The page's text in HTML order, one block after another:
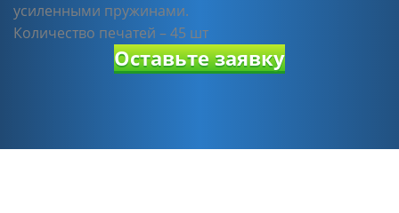
усиленными пружинами.
Количество печатей – 45 шт
Оставьте заявку